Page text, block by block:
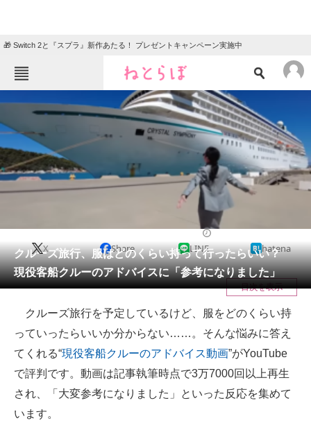
🎁 Switch 2と『スプラ』新作あたる！ プレゼントキャンペーン実施中
ニュース
エンタメ
グルメ
住まい 教育・育児
会員記事
メディア
注目記事を集めた総合ページ
ITの今と未来を見通す
スマホと通信の最新トレンド
進化するPCとデバイスの未来
クルーズ旅行、服はどのくらい持って行ったらいい？
現役客船クルーのアドバイスに「参考になりました」
X Share LINE hatena
目次を表示
クルーズ旅行を予定しているけど、服をどのくらい持
っていったらいいか分からない……。そんな悩みに答え
てくれる“現役客船クルーのアドバイス動画”がYouTube
で評判です。動画は記事執筆時点で3万7000回以上再生
され、「大変参考になりました」といった反応を集めて
います。